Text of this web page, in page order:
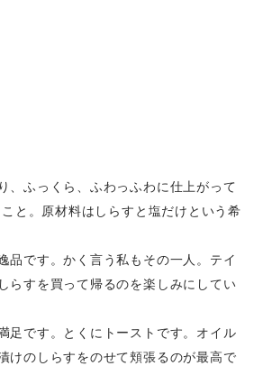
、ふっくら、ふわっふわに仕上がって
と。原材料はしらすと塩だけという希
品です。かく言う私もその一人。テイ
らすを買って帰るのを楽しみにしてい
足です。とくにトーストです。オイル
けのしらすをのせて頬張るのが最高で